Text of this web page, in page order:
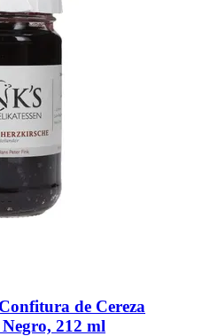
Confitura de Cereza
212 ml